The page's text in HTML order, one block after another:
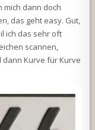
mich dann doch
das geht easy. Gut,
ich das sehr oft
scannen,
dann Kurve für Kurve